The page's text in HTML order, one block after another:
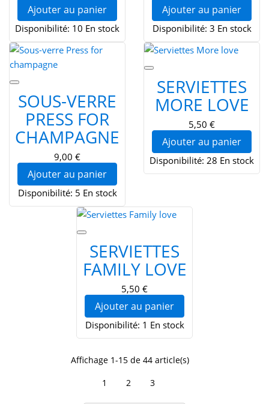
Ajouter au panier
Disponibilité: 10 En stock
Ajouter au panier
Disponibilité: 3 En stock
SOUS-VERRE
PRESS FOR
CHAMPAGNE
9,00 €
Ajouter au panier
Disponibilité: 5 En stock
SERVIETTES
MORE LOVE
5,50 €
Ajouter au panier
Disponibilité: 28 En stock
SERVIETTES
FAMILY LOVE
5,50 €
Ajouter au panier
Disponibilité: 1 En stock
Affichage 1-15 de 44 article(s)
1
2 3